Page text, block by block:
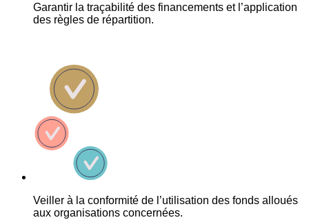
Garantir la traçabilité des financements et l’application
des règles de répartition.
Veiller à la conformité de l’utilisation des fonds alloués
aux organisations concernées.